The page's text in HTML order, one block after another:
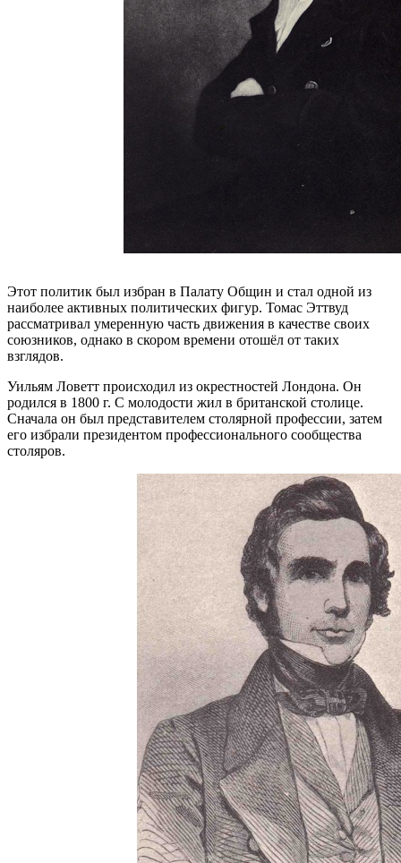
Этот политик был избран в Палату Общин и стал одной из
наиболее активных политических фигур. Томас Эттвуд
рассматривал умеренную часть движения в качестве своих
союзников, однако в скором времени отошёл от таких
взглядов.
Уильям Ловетт происходил из окрестностей Лондона. Он
родился в 1800 г. С молодости жил в британской столице.
Сначала он был представителем столярной профессии, затем
его избрали президентом профессионального сообщества
столяров.